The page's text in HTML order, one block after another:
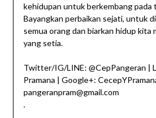
kehidupan untuk berkembang
Bayangkan perbaikan sejati, untuk
semua orang dan biarkan hidup kita
yang setia.
Twitter/IG/LINE: @CepPangeran |
Pramana | Google+:
pangeranpram@gmail.com
.